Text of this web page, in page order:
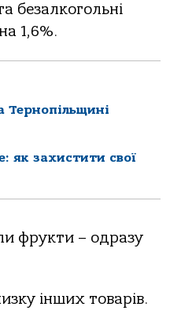
безалкогольні
1,6%.
Тернопільщині
як захистити свої
фрукти – одразу
інших товарів.